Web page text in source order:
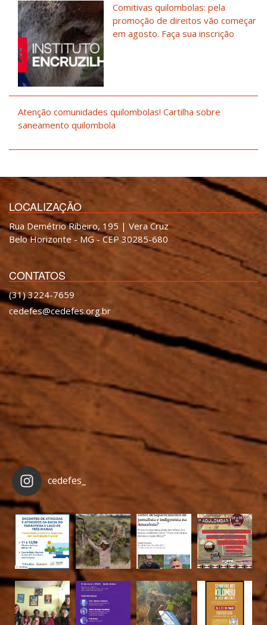
Comitivas quilombolas: pela
promoção de direitos vão começar
em agosto. Faça sua inscrição
Atenção comunidades quilombolas! Cartilha sobre
saneamento quilombola
LOCALIZAÇÃO
Rua Demétrio Ribeiro, 195 | Vera Cruz
Belo Horizonte - MG - CEP 30285-680
CONTATOS
(31) 3224-7659
cedefes@cedefes.org.br
cedefes_